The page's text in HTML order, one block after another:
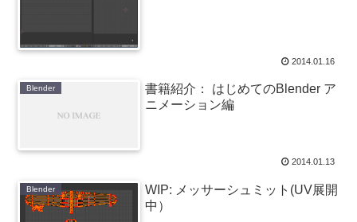
2014.01.16
Blender
書籍紹介： はじめてのBlender ア
ニメーション編
2014.01.13
Blender
WIP: メッサーシュミット(UV展開
中）